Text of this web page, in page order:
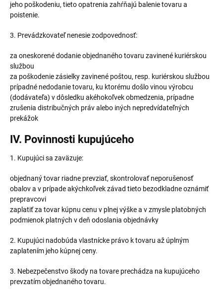
jeho poškodeniu, tieto opatrenia zahŕňajú balenie tovaru a
poistenie.
3. Prevádzkovateľ nenesie zodpovednosť:
za oneskorené dodanie objednaného tovaru zavinené kuriérskou
službou
za poškodenie zásielky zavinené poštou, resp. kuriérskou službou
prípadné nedodanie tovaru, ku ktorému došlo vinou výrobcu
(dodávateľa) v dôsledku akéhokoľvek obmedzenia, prípadne
zrušenia distribučných práv alebo iných nepredvídateľných
prekážok
IV. Povinnosti kupujúceho
1. Kupujúci sa zaväzuje:
objednaný tovar riadne prevziať, skontrolovať neporušenosť
obalov a v prípade akýchkoľvek závad tieto bezodkladne oznámiť
prepravcovi
zaplatiť za tovar kúpnu cenu v plnej výške a v zmysle platobných
podmienok platných v deň odoslania objednávky
2. Kupujúci nadobúda vlastnícke právo k tovaru až úplným
zaplatením jeho kúpnej ceny.
3. Nebezpečenstvo škody na tovare prechádza na kupujúceho
prevzatím objednaného tovaru.